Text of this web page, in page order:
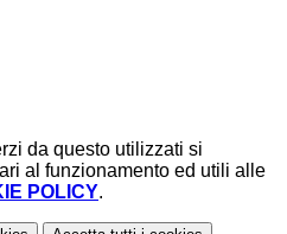
da questo utilizzati si
al funzionamento ed utili alle
POLICY.